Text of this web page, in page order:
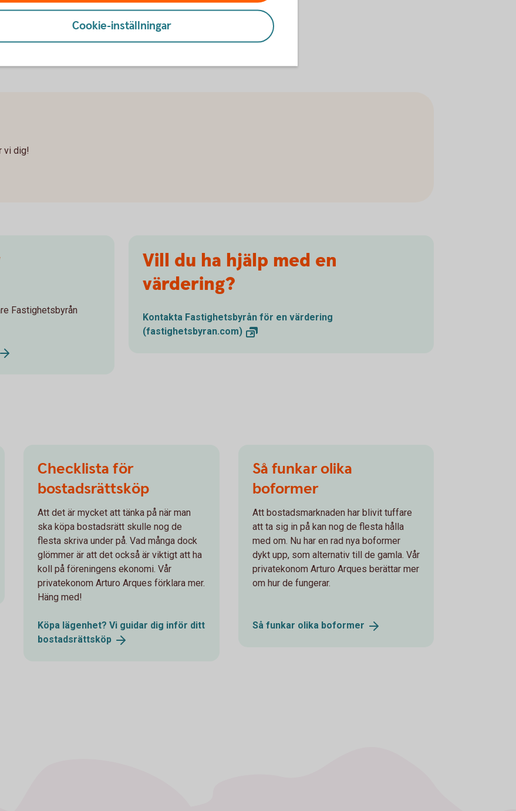
oftast på mäklarens kontor. Dina lån betalas ut
som banken även ser till att säljarens
nycklar till bostaden och kan äntligen börja
vi dig!
Fastighetsbyrån
Vill du ha hjälp med en
värdering?
Kontakta Fastighetsbyrån för en värdering
(fastighetsbyran.com)
Checklista för
bostadsrättsköp
Att det är mycket att tänka på när man
ska köpa bostadsrätt skulle nog de
flesta skriva under på. Vad många dock
glömmer är att det också är viktigt att ha
koll på föreningens ekonomi. Vår
privatekonom Arturo Arques förklara mer.
Häng med!
Köpa lägenhet? Vi guidar dig inför ditt
bostadsrättsköp
Så funkar olika
boformer
Att bostadsmarknaden har blivit tuffare
att ta sig in på kan nog de flesta hålla
med om. Nu har en rad nya boformer
dykt upp, som alternativ till de gamla. Vår
privatekonom Arturo Arques berättar mer
om hur de fungerar.
Så funkar olika boformer
Cookie-inställningar